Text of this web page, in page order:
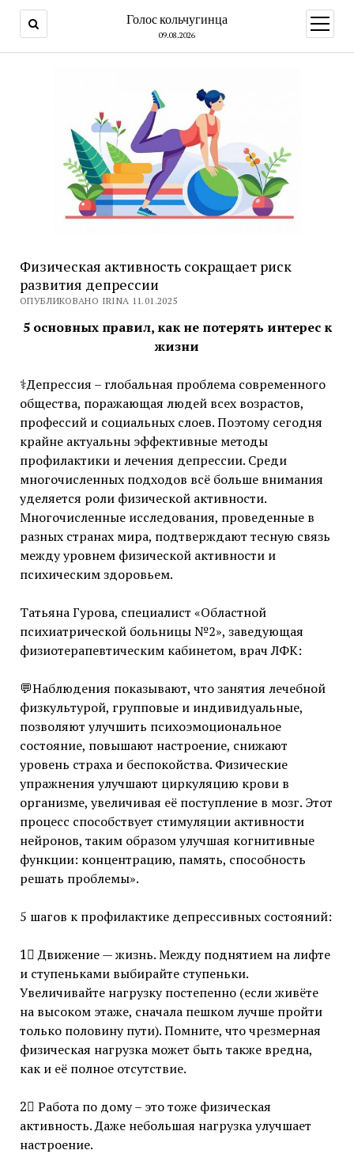
Голос кольчугинца
09.08.2026
меню
Физическая активность сокращает риск
развития депрессии
ОПУБЛИКОВАНО IRINA 11.01.2025
5 основных правил, как не потерять интерес к
жизни
⚕Депрессия – глобальная проблема современного
общества, поражающая людей всех возрастов,
профессий и социальных слоев. Поэтому сегодня
крайне актуальны эффективные методы
профилактики и лечения депрессии. Среди
многочисленных подходов всё больше внимания
уделяется роли физической активности.
Многочисленные исследования, проведенные в
разных странах мира, подтверждают тесную связь
между уровнем физической активности и
психическим здоровьем.
Татьяна Гурова, cпециалист «Областной
психиатрической больницы №2», заведующая
физиотерапевтическим кабинетом, врач ЛФК:
💬Наблюдения показывают, что занятия лечебной
физкультурой, групповые и индивидуальные,
позволяют улучшить психоэмоциональное
состояние, повышают настроение, снижают
уровень страха и беспокойства. Физические
упражнения улучшают циркуляцию крови в
организме, увеличивая её поступление в мозг. Этот
процесс способствует стимуляции активности
нейронов, таким образом улучшая когнитивные
функции: концентрацию, память, способность
решать проблемы».
5 шагов к профилактике депрессивных состояний:
1⃣ Движение — жизнь. Между поднятием на лифте
и ступеньками выбирайте ступеньки.
Увеличивайте нагрузку постепенно (если живёте
на высоком этаже, сначала пешком лучше пройти
только половину пути). Помните, что чрезмерная
физическая нагрузка может быть также вредна,
как и её полное отсутствие.
2⃣ Работа по дому – это тоже физическая
активность. Даже небольшая нагрузка улучшает
настроение.